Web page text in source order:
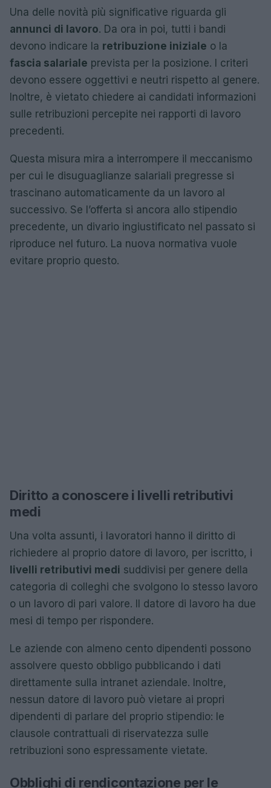
Una delle novità più significative riguarda gli
annunci di lavoro. Da ora in poi, tutti i bandi
devono indicare la retribuzione iniziale o la
fascia salariale prevista per la posizione. I criteri
devono essere oggettivi e neutri rispetto al genere.
Inoltre, è vietato chiedere ai candidati informazioni
sulle retribuzioni percepite nei rapporti di lavoro
precedenti.
Questa misura mira a interrompere il meccanismo
per cui le disuguaglianze salariali pregresse si
trascinano automaticamente da un lavoro al
successivo. Se l’offerta si ancora allo stipendio
precedente, un divario ingiustificato nel passato si
riproduce nel futuro. La nuova normativa vuole
evitare proprio questo.
Diritto a conoscere i livelli retributivi
medi
Una volta assunti, i lavoratori hanno il diritto di
richiedere al proprio datore di lavoro, per iscritto, i
livelli retributivi medi suddivisi per genere della
categoria di colleghi che svolgono lo stesso lavoro
o un lavoro di pari valore. Il datore di lavoro ha due
mesi di tempo per rispondere.
Le aziende con almeno cento dipendenti possono
assolvere questo obbligo pubblicando i dati
direttamente sulla intranet aziendale. Inoltre,
nessun datore di lavoro può vietare ai propri
dipendenti di parlare del proprio stipendio: le
clausole contrattuali di riservatezza sulle
retribuzioni sono espressamente vietate.
Obblighi di rendicontazione per le